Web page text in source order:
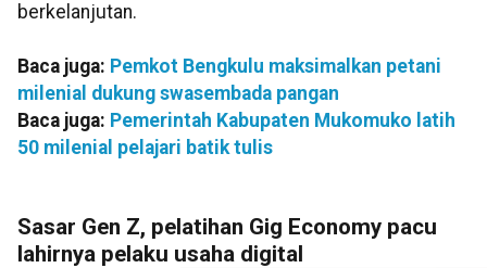
berkelanjutan.
Baca juga: Pemkot Bengkulu maksimalkan petani
milenial dukung swasembada pangan
Baca juga: Pemerintah Kabupaten Mukomuko latih
50 milenial pelajari batik tulis
Sasar Gen Z, pelatihan Gig Economy pacu
lahirnya pelaku usaha digital